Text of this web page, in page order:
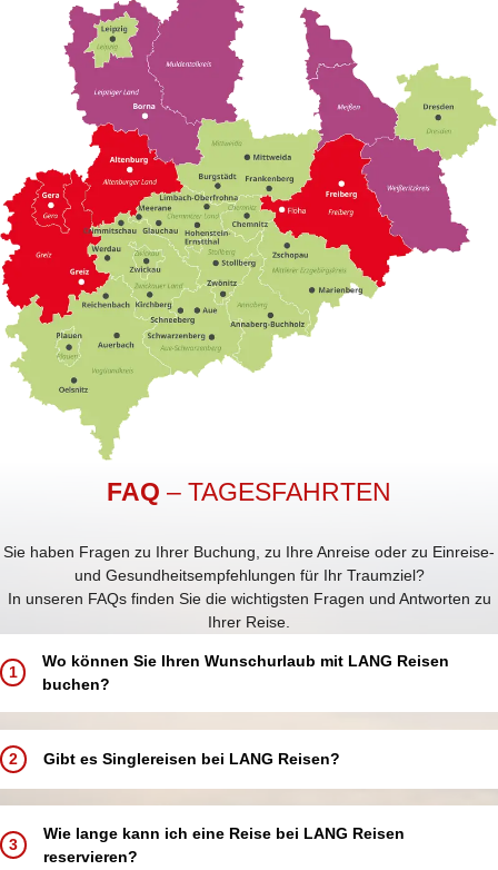
FAQ – TAGESFAHRTEN
Sie haben Fragen zu Ihrer Buchung, zu Ihre Anreise oder zu Einreise-
und Gesundheitsempfehlungen für Ihr Traumziel?
In unseren FAQs finden Sie die wichtigsten Fragen und Antworten zu
Ihrer Reise.
1
Wo können Sie Ihren Wunschurlaub mit LANG Reisen
buchen?
Buchen Sie Ihren Traumurlaub ganz einfach und bequem:
In einem unserer 5 LANG Reisebüros in Annaberg-Buchholz, Aue,
Chemnitz, Schwarzenberg und Zwickau
Telefonisch über unsere Buchungshotline
2 Gibt es Singlereisen bei LANG Reisen?
Bei LANG Reisen bieten wir keine speziellen Singlereisen an.
Alleinreisende sind jedoch herzlich willkommen und können an allen
unseren Reisen teilnehmen.
3
Wie lange kann ich eine Reise bei LANG Reisen
reservieren?